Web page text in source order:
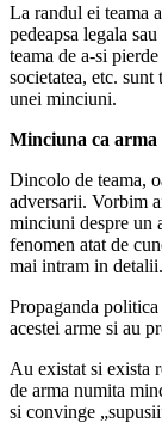
La randul ei teama
pedeapsa legala
teama de a-si
societatea, etc. sunt
unei minciuni.
Minciuna ca arma
Dincolo de teama,
adversarii. Vorbim
minciuni despre un
fenomen atat de
mai intram in detalii.
Propaganda
acestei arme si au
Au existat si exista
de arma numita
si convinge